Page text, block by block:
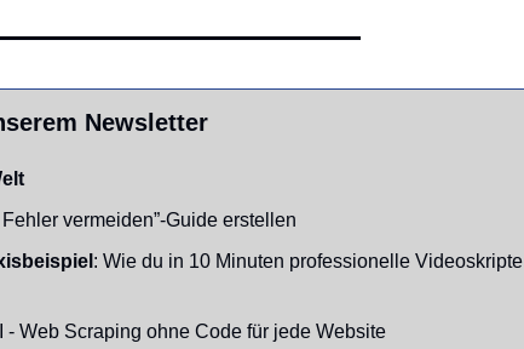
Newsletter
vermeiden”-Guide erstellen
: Wie du in 10 Minuten professionelle Videoskripte
- Web Scraping ohne Code für jede Website